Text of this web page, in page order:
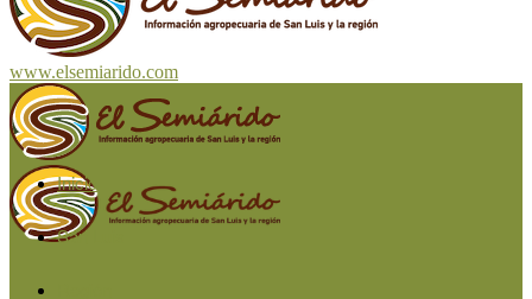
www.elsemiarido.com
Inicio
San Luis